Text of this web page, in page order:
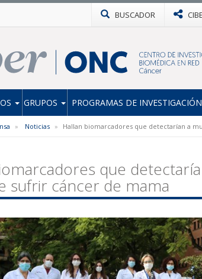
BUSCADOR
GRUPOS PROGRAMAS DE INVESTIGACIÓN
Noticias Hallan biomarcadores que detectarían a
que
sufrir cáncer de mama